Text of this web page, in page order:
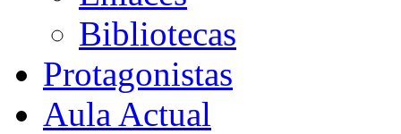
Bibliotecas
Protagonistas
Aula Actual